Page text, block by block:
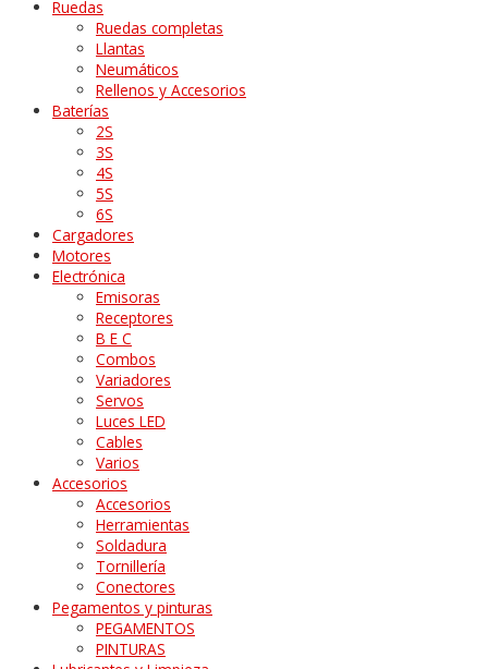
Ruedas
Ruedas completas
Llantas
Neumáticos
Rellenos y Accesorios
Baterías
2S
3S
4S
5S
6S
Cargadores
Motores
Electrónica
Emisoras
Receptores
B E C
Combos
Variadores
Servos
Luces LED
Cables
Varios
Accesorios
Accesorios
Herramientas
Soldadura
Tornillería
Conectores
Pegamentos y pinturas
PEGAMENTOS
PINTURAS